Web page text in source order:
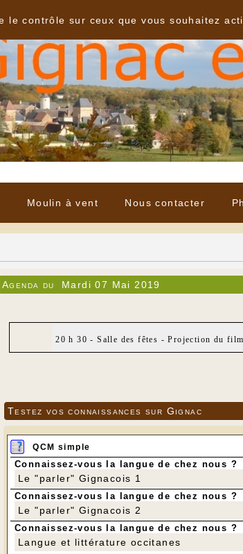
Moulin à vent Nous contacter
Agenda du Mardi 07 Mai 2019
20 h 30 - Salle des fêtes - Projection du
Testez vos connaissances sur Gignac
QCM simple
Connaissez-vous la langue de chez nous ?
Le "parler" Gignacois 1
Connaissez-vous la langue de chez nous ?
Le "parler" Gignacois 2
Connaissez-vous la langue de chez nous ?
Langue et littérature occitanes
le contrôle sur ceux que vous souhaitez